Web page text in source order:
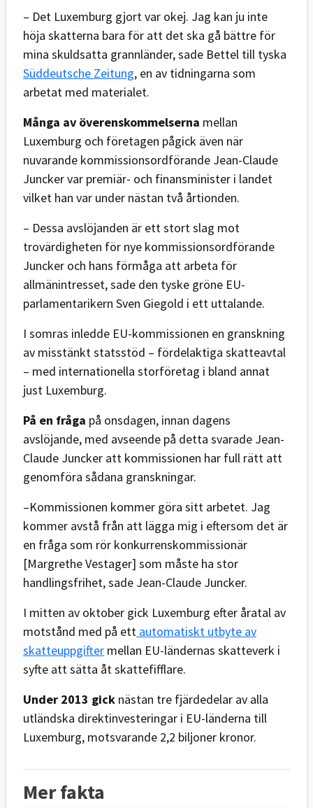
– Det Luxemburg gjort var okej. Jag kan ju inte
höja skatterna bara för att det ska gå bättre för
mina skuldsatta grannländer, sade Bettel till tyska
Süddeutsche Zeitung, en av tidningarna som
arbetat med materialet.
Många av överenskommelserna mellan
Luxemburg och företagen pågick även när
nuvarande kommissionsordförande Jean-Claude
Juncker var premiär- och finansminister i landet
vilket han var under nästan två årtionden.
– Dessa avslöjanden är ett stort slag mot
trovärdigheten för nye kommissionsordförande
Juncker och hans förmåga att arbeta för
allmänintresset, sade den tyske gröne EU-
parlamentarikern Sven Giegold i ett uttalande.
I somras inledde EU-kommissionen en granskning
av misstänkt statsstöd – fördelaktiga skatteavtal
– med internationella storföretag i bland annat
just Luxemburg.
På en fråga på onsdagen, innan dagens
avslöjande, med avseende på detta svarade Jean-
Claude Juncker att kommissionen har full rätt att
genomföra sådana granskningar.
–Kommissionen kommer göra sitt arbetet. Jag
kommer avstå från att lägga mig i eftersom det är
en fråga som rör konkurrenskommissionär
[Margrethe Vestager] som måste ha stor
handlingsfrihet, sade Jean-Claude Juncker.
I mitten av oktober gick Luxemburg efter åratal av
motstånd med på ett automatiskt utbyte av
skatteuppgifter mellan EU-ländernas skatteverk i
syfte att sätta åt skattefifflare.
Under 2013 gick nästan tre fjärdedelar av alla
utländska direktinvesteringar i EU-länderna till
Luxemburg, motsvarande 2,2 biljoner kronor.
Mer fakta